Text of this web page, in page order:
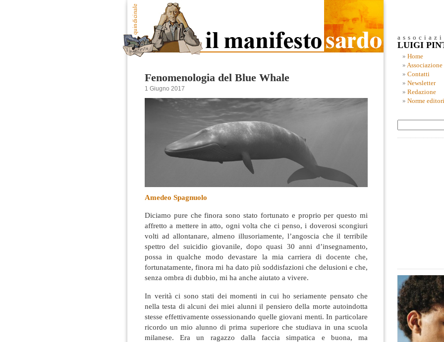
Fenomenologia del Blue Whale
1 Giugno 2017
Amedeo Spagnuolo
Diciamo pure che finora sono stato fortunato e proprio per questo mi
affretto a mettere in atto, ogni volta che ci penso, i doverosi scongiuri
volti ad allontanare, almeno illusoriamente, l’angoscia che il terribile
spettro del suicidio giovanile, dopo quasi 30 anni d’insegnamento,
possa in qualche modo devastare la mia carriera di docente che,
fortunatamente, finora mi ha dato più soddisfazioni che delusioni e che,
senza ombra di dubbio, mi ha anche aiutato a vivere.
In verità ci sono stati dei momenti in cui ho seriamente pensato che
nella testa di alcuni dei miei alunni il pensiero della morte autoindotta
stesse effettivamente ossessionando quelle giovani menti. In particolare
ricordo un mio alunno di prima superiore che studiava in una scuola
milanese. Era un ragazzo dalla faccia simpatica e buona, ma
LUIGI
Home
Associazione
Contatti
Newsletter
Redazione
Norme